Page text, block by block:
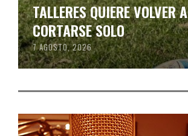
TALLERES QUIERE VOLVER A
CORTARSE SOLO
7 AGOSTO, 2026